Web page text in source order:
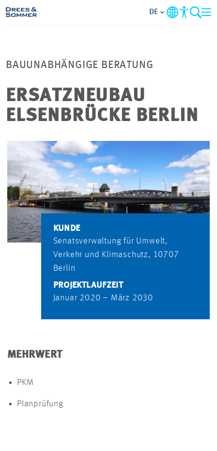
UNTERNEHMEN
KARRIERE
PROJEKTE
KONTAKT
DE
BAUUNABHÄNGIGE BERATUNG
ERSATZNEUBAU
ELSENBRÜCKE BERLIN
KUNDE
Senatsverwaltung für Umwelt,
Verkehr und Klimaschutz, 10707
Berlin
PROJEKTLAUFZEIT
Januar 2020 – März 2030
MEHRWERT
PKM
Planprüfung